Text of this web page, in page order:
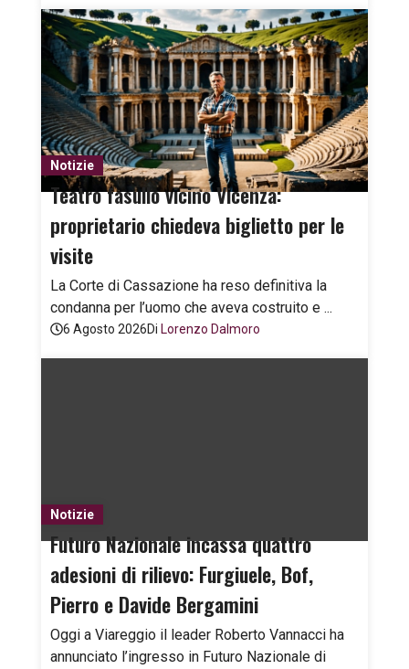
Notizie
Teatro fasullo vicino Vicenza:
proprietario chiedeva biglietto per le
visite
La Corte di Cassazione ha reso definitiva la
condanna per l’uomo che aveva costruito e ...
6 Agosto 2026Di Lorenzo Dalmoro
Notizie
Futuro Nazionale incassa quattro
adesioni di rilievo: Furgiuele, Bof,
Pierro e Davide Bergamini
Oggi a Viareggio il leader Roberto Vannacci ha
annunciato l’ingresso in Futuro Nazionale di